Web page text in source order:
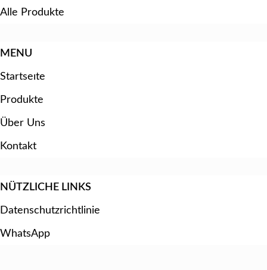
Alle Produkte
MENU
Startseıte
Produkte
Über Uns
Kontakt
NÜTZLICHE LINKS
Datenschutzrichtlinie
WhatsApp